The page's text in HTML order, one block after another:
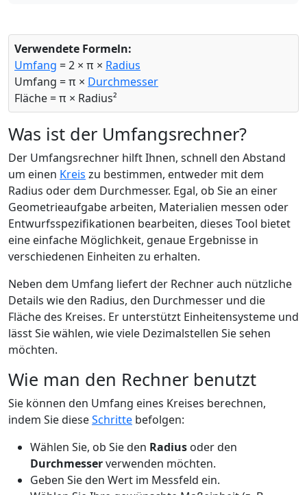
Verwendete Formeln:
Umfang = 2 × π × Radius
Umfang = π × Durchmesser
Fläche = π × Radius²
Was ist der Umfangsrechner?
Der Umfangsrechner hilft Ihnen, schnell den Abstand
um einen Kreis zu bestimmen, entweder mit dem
Radius oder dem Durchmesser. Egal, ob Sie an einer
Geometrieaufgabe arbeiten, Materialien messen oder
Entwurfsspezifikationen bearbeiten, dieses Tool bietet
eine einfache Möglichkeit, genaue Ergebnisse in
verschiedenen Einheiten zu erhalten.
Neben dem Umfang liefert der Rechner auch nützliche
Details wie den Radius, den Durchmesser und die
Fläche des Kreises. Er unterstützt Einheitensysteme und
lässt Sie wählen, wie viele Dezimalstellen Sie sehen
möchten.
Wie man den Rechner benutzt
Sie können den Umfang eines Kreises berechnen,
indem Sie dieseSchritte befolgen:
Wählen Sie, ob Sie den Radius oder den
Durchmesserverwenden möchten.
Geben Sie den Wert im Messfeld ein.